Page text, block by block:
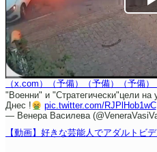
（x.com） （予備） （予備） （予備）
"Военни" и "Стратегически"цели на
Днес !
pic.twitter.com/RJPlHob1wC
— Венера Василева
【動画】好きな芸能人でアダルトビ